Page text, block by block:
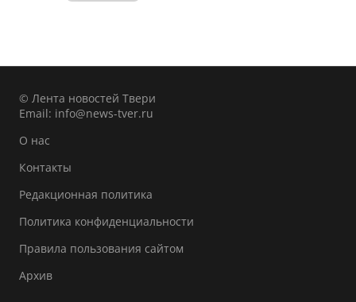
© Лента новостей Твери
Email: info@news-tver.ru
О нас
Контакты
Редакционная политика
Политика конфиденциальности
Правила пользования сайтом
Архив